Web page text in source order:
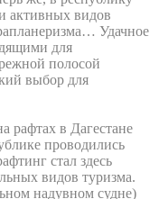
активных видов
Удачное
для
полосой
выбор для
рафтах в Дагестане
проводились
стал здесь
видов туризма.
надувном судне)